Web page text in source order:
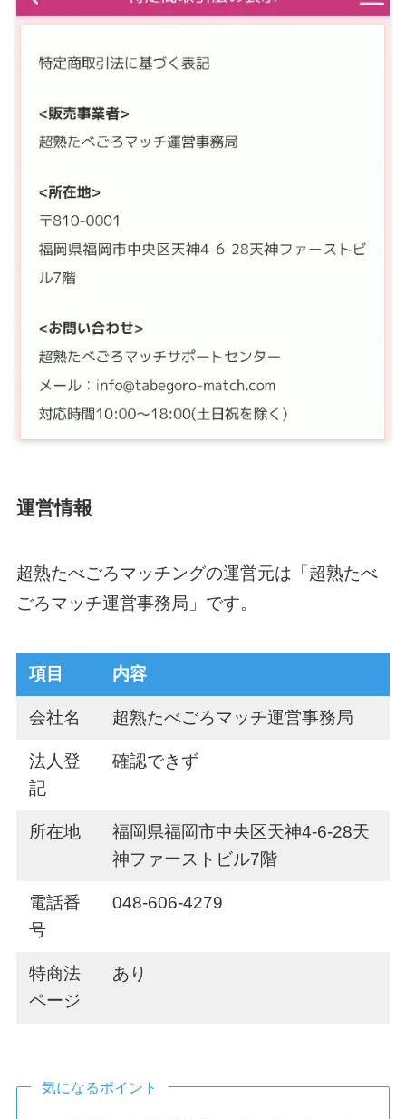
運営情報
超熟たべごろマッチングの運営元は「超熟たべ
ごろマッチ運営事務局」です。
項目 内容
会社名 超熟たべごろマッチ運営事務局
法人登
記
確認できず
所在地
福岡県福岡市中央区天神4-6-28天
神ファーストビル7階
電話番
号
048-606-4279
特商法
ページ
あり
気になるポイント